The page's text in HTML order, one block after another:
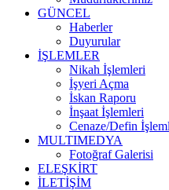
GÜNCEL
Haberler
Duyurular
İŞLEMLER
Nikah İşlemleri
İşyeri Açma
İskan Raporu
İnşaat İşlemleri
Cenaze/Defin
MULTIMEDYA
Fotoğraf Galerisi
ELEŞKİRT
İLETİŞİM